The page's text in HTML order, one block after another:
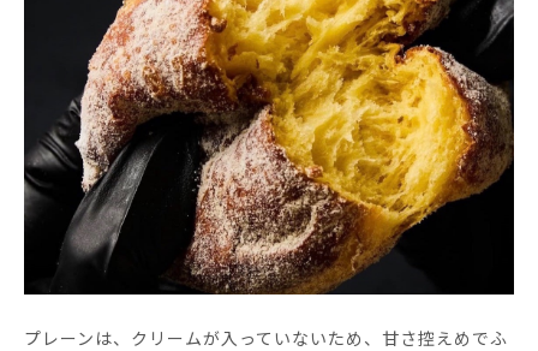
プレーンは、クリームが入っていないため、甘さ控えめでふ